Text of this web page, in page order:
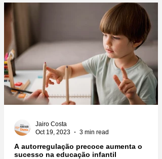
A autorregulação precoce aumenta o
sucesso na educação infantil
Jairo Costa
Oct 19, 2023
3 min read